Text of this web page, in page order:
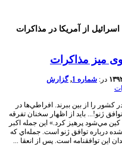
از آمریکا در مذاكرات
میز مذاکرات
در: شماره 1 ,گزارش
كشور را از بين ببرند. افراطي‌ها در
ژنو!... بايد از اظهار سخنان تفرقه
كين مي‌شود پرهيز كرد.» اين جمله اكبر
درباره توافق ژنو است. جمله‌اي كه
اين توافقنامه است. پس از انعقا ...